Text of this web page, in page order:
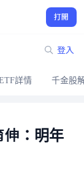
打開
登入
詳情 千金股
：明年